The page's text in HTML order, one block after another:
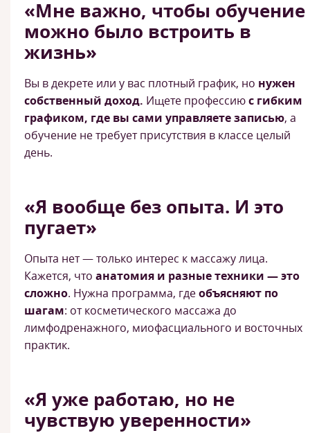
«Мне важно, чтобы обучение
можно было встроить в
жизнь»
Вы в декрете или у вас плотный график, но нужен
собственный доход. Ищете профессиюс гибким
графиком, где вы сами управляете записью, а
обучение не требует присутствия в классе целый
день.
«Я вообще без опыта. И это
пугает»
Опыта нет — только интерес к массажу лица.
Кажется, что анатомия и разные техники — это
сложно. Нужна программа, гдеобъясняют по
шагам: от косметического массажа до
лимфодренажного, миофасциального и восточных
практик.
«Я уже работаю, но не
чувствую уверенности»